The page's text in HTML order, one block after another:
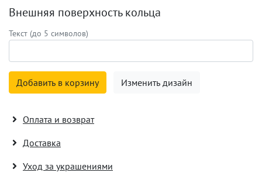
Внешняя поверхность кольца
Текст (до 5 символов)
Добавить в корзину Изменить дизайн
Оплата и возврат
Доставка
Уход за украшениями